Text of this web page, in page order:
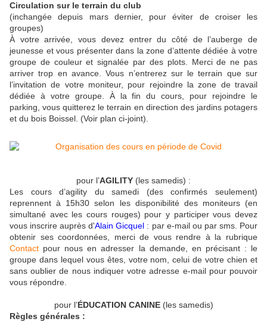
Circulation sur le terrain du club
(inchangée depuis mars dernier, pour éviter de croiser les
groupes)
À votre arrivée, vous devez entrer du côté de l’auberge de
jeunesse et vous présenter dans la zone d’attente dédiée à votre
groupe de couleur et signalée par des plots. Merci de ne pas
arriver trop en avance. Vous n’entrerez sur le terrain que sur
l’invitation de votre moniteur, pour rejoindre la zone de travail
dédiée à votre groupe. À la fin du cours, pour rejoindre le
parking, vous quitterez le terrain en direction des jardins potagers
et du bois Boissel. (Voir plan ci-joint).
pour l’AGILITY (les samedis) :
Les cours d’agility du samedi (des confirmés seulement)
reprennent à 15h30 selon les disponibilité des moniteurs (en
simultané avec les cours rouges) pour y participer vous devez
vous inscrire auprès d'Alain Gicquel : par e-mail ou par sms. Pour
obtenir ses coordonnées, merci de vous rendre à la rubrique
Contact pour nous en adresser la demande, en précisant : le
groupe dans lequel vous êtes, votre nom, celui de votre chien et
sans oublier de nous indiquer votre adresse e-mail pour pouvoir
vous répondre.
pour l’ÉDUCATION CANINE(les samedis)
Règles générales :